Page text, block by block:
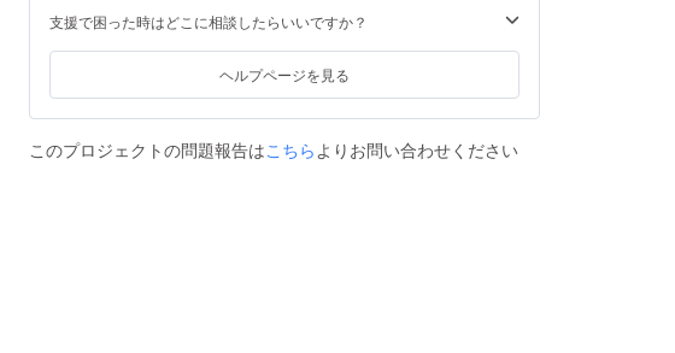
支援で困った時はどこに相談したらいいですか？
ヘルプページを見る
このプロジェクトの問題報告はこちら よりお問い合わせください